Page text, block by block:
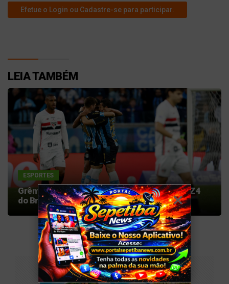
Efetue o Login ou Cadastre-se para participar.
LEIA TAMBÉM
ESPORTES
Grêmio vira sobre o São Paulo para deixar o Z4
do Brasileirão
PUBLICIDADE